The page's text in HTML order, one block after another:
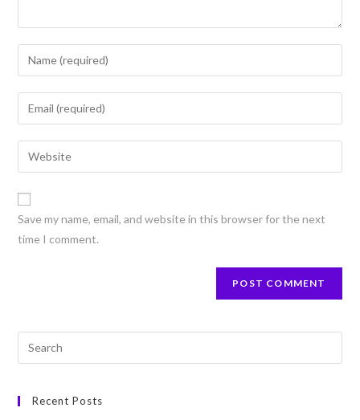
Save my name, email, and website in this browser for the next
time I comment.
Recent Posts